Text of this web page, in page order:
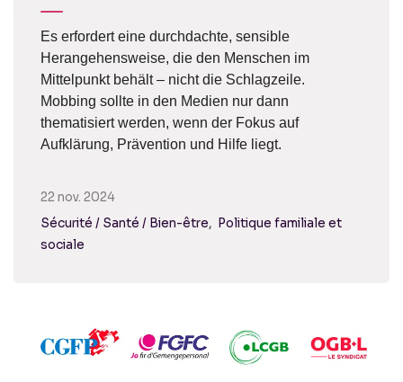
Es erfordert eine durchdachte, sensible
Herangehensweise, die den Menschen im
Mittelpunkt behält – nicht die Schlagzeile.
Mobbing sollte in den Medien nur dann
thematisiert werden, wenn der Fokus auf
Aufklärung, Prävention und Hilfe liegt.
22 nov. 2024
Sécurité / Santé / Bien-être
Politique familiale et
sociale